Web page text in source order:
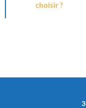
choisir ?